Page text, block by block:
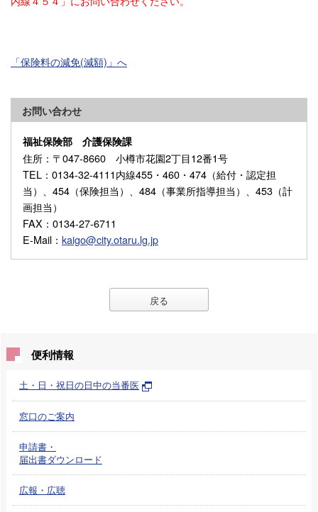
「保険料の減免(減額)」へ
お問い合わせ
福祉保険部 介護保険課
住所 ：〒047-8660 小樽市花園2丁目12番1号
TEL ：0134-32-4111内線455・460・474（給付・認定担
当）、454（保険担当）、484（事業所指導担当）、453（計
画担当）
FAX ：0134-27-6711
E-Mail ： kaigo@city.otaru.lg.jp
戻る
便利情報
土・日・祝日の日中の当番医
窓口のご案内
申請書・
届出書ダウンロード
広報・広聴